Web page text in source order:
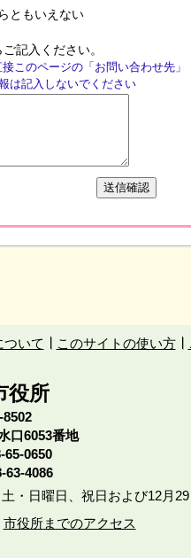
ともいえない
記入ください。
このページの「お問い合わせ先
は記入しないでください
ついて このサイトの使い方
役所
8502
口6053番地
65-0650
63-4086
・日曜日、祝日および12月29
市役所までのアクセス